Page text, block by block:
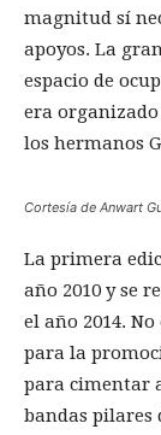
magnitud sí
apoyos. La
espacio de
era
los hermanos
Cortesía de Anwart
La primera
año 2010 y se
el año 2014.
para la
para cimentar
bandas pilares